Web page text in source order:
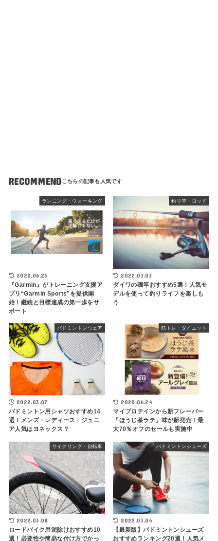
RECOMMEND
ランニング・ウォーキング
2020.06.23
『Garmin』がトレーニング支援ア
プリ“Garmin Sports”を提供開
始！継続と目標達成の第一歩をサ
ポート
釣り竿・ロッド
2022.03.03
ダイワの磯竿おすすめ5選！人気モ
デルを使って釣りライフを楽しも
う
バドミントンウェア
2022.03.07
バドミントン用シャツおすすめ14
選！メンズ・レディース・ジュニ
ア人気はヨネックス？
筋トレ・ダイエット
2020.06.24
マイプロテインから新フレーバー
「ほうじ茶ラテ」味が新発売！最
大70％オフのセールも実施中
サイクリング・自転車
2022.03.08
ロードバイク用泥除けおすすめ10
選！必要性や簡易な付け方でかっ
バドミントンシューズ
2022.03.04
【最新版】バドミントンシューズ
おすすめランキング20選！人気メ